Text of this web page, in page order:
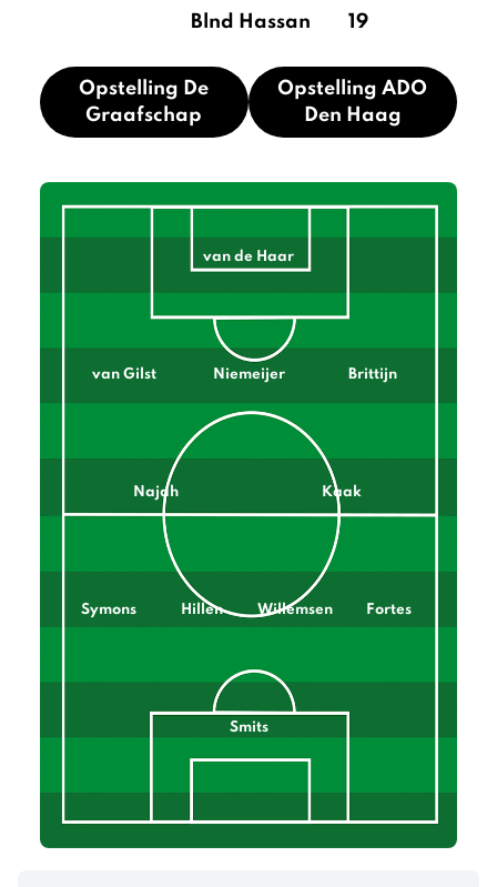
Blnd Hassan 19
Opstelling De
Graafschap
Opstelling ADO
Den Haag
van de Haar
van Gilst Niemeijer Brittijn
Najah Kaak
Symons Hillen Willemsen Fortes
Smits